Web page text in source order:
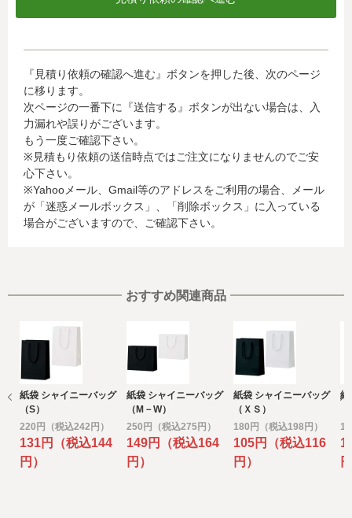
当社がお客様から収集した以下の個人情報等は、カード発
行会社が行う不正利用検知・防止のために、お客様が利用
されているカード発行会社へ提供させていただきます。(氏
名、電話番号、email アドレス、インターネット利用環境
に関する情報等)
お客様が利用されているカード発行会社が外国にある場
合、これらの情報は当該発行会社が所属する国に移転され
る場合があります。当社では、お客様から収集した情報か
らは、ご利用のカード発行会社及び当該会社が所在する国
を特定することができないため、以下の個人情報保護措置
・発行会社の個人情報保護の措置
なお、個人情報保護委員会のホームページ
制度に関する情報について掲載されています。
お客様が未成年の場合、親権者または後見人の承諾を得た
上で、本サービスを利用するものとします。
e) 個人情報の取扱いの委託について
取得した個人情報の取扱いの全部又は、一部を委託するこ
とがあります。
その場合には、当社において最善の考慮を行います。
『見積り依頼の確認へ進む』ボタンを押した後、次のページ
に移ります。
次ページの一番下に『送信する』ボタンが出ない場合は、入
力漏れや誤りがございます。
もう一度ご確認下さい。
※見積もり依頼の送信時点ではご注文になりませんのでご安
心下さい。
※Yahooメール、Gmail等のアドレスをご利用の場合、メール
が「迷惑メールボックス」、「削除ボックス」に入っている
場合がございますので、ご確認下さい。
おすすめ関連商品
紙袋 シャイニーバッグ
（S）
220円（税込242円）
131円（税込144
円）
紙袋 シャイニーバッグ
（M－W）
250円（税込275円）
149円（税込164
円）
紙袋 シャイニーバッグ
（ＸＳ）
180円（税込198円）
105円（税込116
円）
紙